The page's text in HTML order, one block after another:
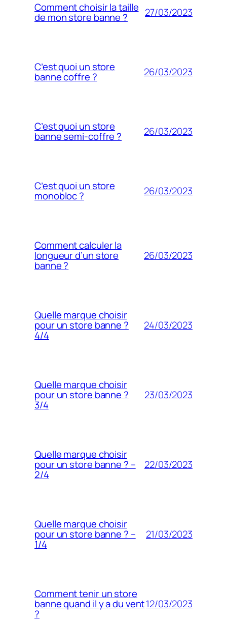
Comment choisir la taille
de mon store banne ? 27/03/2023
C’est quoi un store
banne coffre ? 26/03/2023
C’est quoi un store
banne semi-coffre ? 26/03/2023
C’est quoi un store
monobloc ? 26/03/2023
Comment calculer la
longueur d’un store
banne ?
26/03/2023
Quelle marque choisir
pour un store banne ?
4/4
24/03/2023
Quelle marque choisir
pour un store banne ?
3/4
23/03/2023
Quelle marque choisir
pour un store banne ? –
2/4
22/03/2023
Quelle marque choisir
pour un store banne ? –
1/4
21/03/2023
Comment tenir un store
banne quand il y a du vent
?
12/03/2023